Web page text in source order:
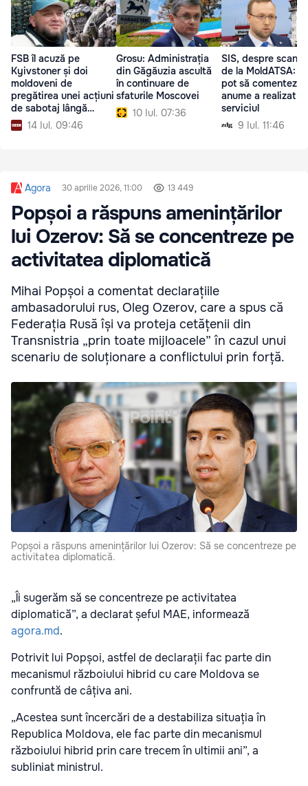
FSB îl acuză pe
Kyivstoner și doi
moldoveni de
pregătirea unei acțiuni
de sabotaj lângă
Moscova
14 Iul. 09:46
Grosu: Administrația
din Găgăuzia ascultă
în continuare de
sfaturile Moscovei
10 Iul. 07:36
SIS, despre
de la MoldATSA:
pot să comentez
anume a realizat
serviciul
9 Iul. 11:46
Agora 30 aprilie 2026, 11:00 13 449
Popșoi a răspuns amenințărilor
lui Ozerov: Să se concentreze pe
activitatea diplomatică
Mihai Popșoi a comentat declarațiile
ambasadorului rus, Oleg Ozerov, care a spus că
Federația Rusă își va proteja cetățenii din
Transnistria „prin toate mijloacele” în cazul unui
scenariu de soluționare a conflictului prin forță.
Popșoi a răspuns amenințărilor lui Ozerov: Să se concentreze pe
activitatea diplomatică.
„Îi sugerăm să se concentreze pe activitatea
diplomatică”, a declarat șeful MAE, informează
agora.md.
Potrivit lui Popșoi, astfel de declarații fac parte din
mecanismul războiului hibrid cu care Moldova se
confruntă de câțiva ani.
„Acestea sunt încercări de a destabiliza situația în
Republica Moldova, ele fac parte din mecanismul
războiului hibrid prin care trecem în ultimii ani”, a
subliniat ministrul.